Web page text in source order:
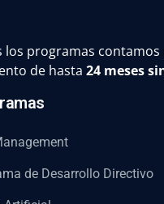
los programas contamos
de hasta 24 meses
de Desarrollo Directivo